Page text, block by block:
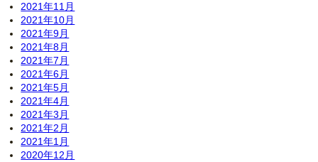
2021年11月
2021年10月
2021年9月
2021年8月
2021年7月
2021年6月
2021年5月
2021年4月
2021年3月
2021年2月
2021年1月
2020年12月